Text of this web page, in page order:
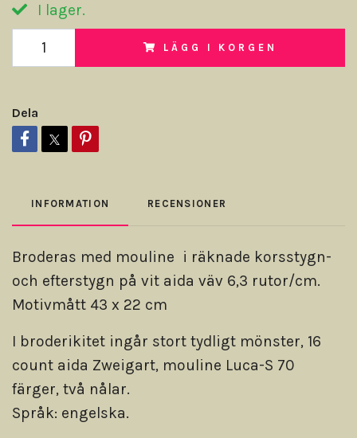
I lager.
LÄGG I KORGEN
Dela
INFORMATION RECENSIONER
Broderas med mouline i räknade korsstygn-
och efterstygn på vit aida väv 6,3 rutor/cm.
Motivmått 43 x 22 cm
I broderikitet ingår stort tydligt mönster, 16
count aida Zweigart, mouline Luca-S 70
färger, två nålar.
Språk: engelska.